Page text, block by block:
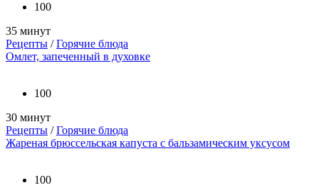
100
35 минут
Рецепты /Горячие блюда
Омлет, запеченный в духовке
100
30 минут
Рецепты /Горячие блюда
Жареная брюссельская капуста с бальзамическим уксусом
100